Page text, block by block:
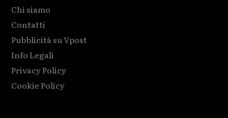
Chi siamo
Contatti
Pubblicità su Vpost
Info Legali
Privacy Policy
Cookie Policy